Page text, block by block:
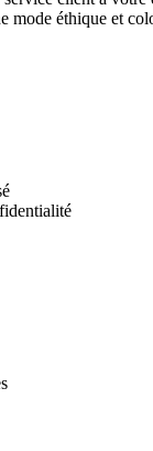
mode éthique et